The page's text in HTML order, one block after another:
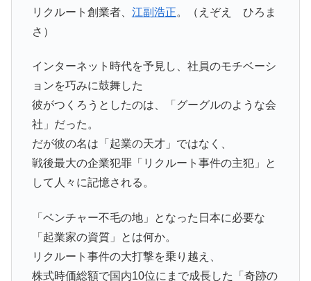
リクルート創業者、 江副浩正。（えぞえ ひろま
さ）
インターネット時代を予見し、社員のモチベーシ
ョンを巧みに鼓舞した
彼がつくろうとしたのは、「グーグルのような会
社」だった。
だが彼の名は「起業の天才」ではなく、
戦後最大の企業犯罪「リクルート事件の主犯」と
して人々に記憶される。
「ベンチャー不毛の地」となった日本に必要な
「起業家の資質」とは何か。
リクルート事件の大打撃を乗り越え、
株式時価総額で国内10位にまで成長した「奇跡の